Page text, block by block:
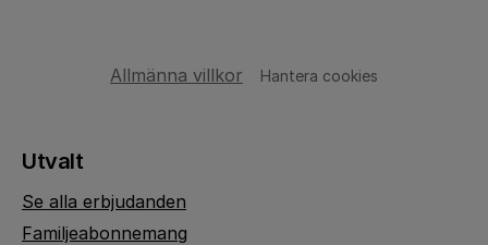
Allmänna villkor Hantera cookies
Utvalt
Se alla erbjudanden
Familjeabonnemang